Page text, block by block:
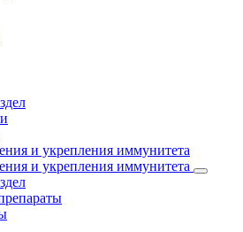
и укрепления иммунитета
и укрепления иммунитета